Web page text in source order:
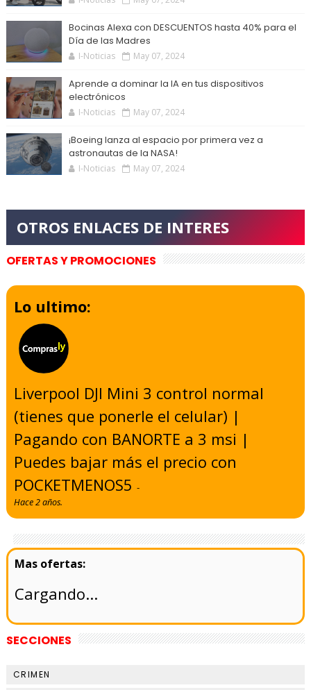
Bocinas Alexa con DESCUENTOS hasta 40% para el
Día de las Madres
I-Noticias May 07, 2024
Aprende a dominar la IA en tus dispositivos
electrónicos
I-Noticias May 07, 2024
¡Boeing lanza al espacio por primera vez a
astronautas de la NASA!
I-Noticias May 07, 2024
OFERTAS Y PROMOCIONES
Lo ultimo:
Liverpool DJI Mini 3 control normal
(tienes que ponerle el celular) |
Pagando con BANORTE a 3 msi |
Puedes bajar más el precio con
POCKETMENOS5-
Hace 2 años.
Cargando...
SECCIONES
CRIMEN